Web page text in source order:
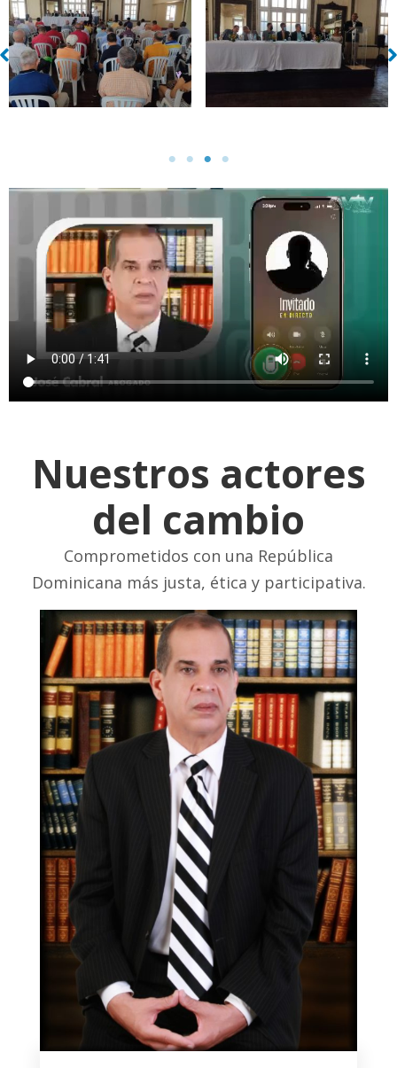
Sin leyenda Sin leyenda
Nuestros actores
del cambio
Comprometidos con una República
Dominicana más justa, ética y participativa.